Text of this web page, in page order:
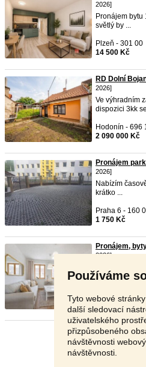
Používáme
Tyto webové
další sledovací
uživatelského
přizpůsobeného
návštěvnosti
návštěvnosti.
2026]
Pronájem bytu
světlý by ...
Plzeň - 301 00
14 500 Kč
RD Dolní
2026]
Ve výhradním
dispozici 3kk
Hodonín - 696
2 090 000 Kč
Pronájem
2026]
Nabízím
krátko ...
Praha 6 - 160
1 750 Kč
Pronájem,
2026]
69142 Valt ...
Břeclav - 691 42
20 000 Kč
Stránka: 1 2